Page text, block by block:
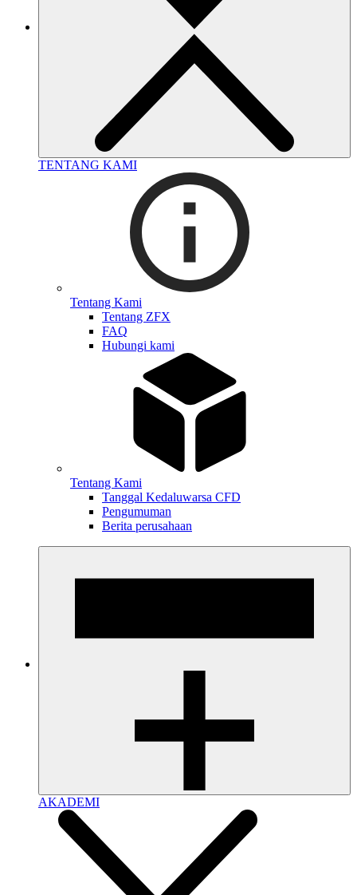
TENTANG KAMI
Tentang Kami
Tentang ZFX
FAQ
Hubungi kami
Tentang Kami
Tanggal Kedaluwarsa CFD
Pengumuman
Berita perusahaan
AKADEMI